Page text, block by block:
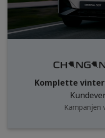
Komplette
Kampanjen